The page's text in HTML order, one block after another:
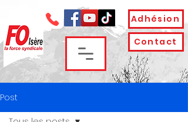
Adhésion
Contact
Post